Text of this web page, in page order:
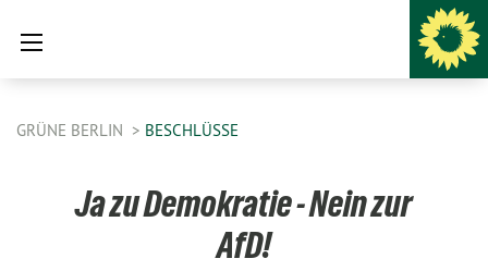
GRÜNE BERLIN BESCHLÜSSE
Ja zu Demokratie - Nein zur
AfD!